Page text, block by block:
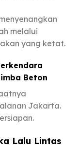
melalui
yang ketat.
Beton
Jakarta.
Lalu Lintas